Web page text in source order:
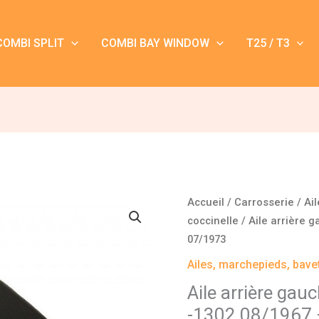
SPLIT COMBI BAY WINDOW T25 / T3
Accueil / Carrosserie /
coccinelle / Aile arrière
07/1973
Ailes, marchepieds,
Aile arrière
quantité
de
Aile
arrière
Coccinelle
1300